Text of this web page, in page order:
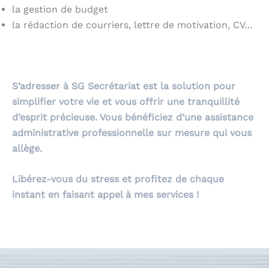
la gestion de budget
la rédaction de courriers, lettre de motivation, CV…
S’adresser à SG Secrétariat est la solution pour
simplifier votre vie et vous offrir une tranquillité
d’esprit précieuse. Vous bénéficiez d’une assistance
administrative professionnelle sur mesure qui vous
allège.
Libérez-vous du stress et profitez de chaque
instant en faisant appel à mes services !